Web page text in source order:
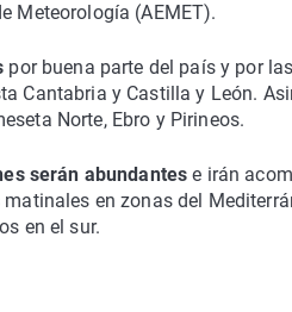
Meteorología (AEMET).
por buena parte del país y por
Cantabria y Castilla y León.
Norte, Ebro y Pirineos.
serán abundantes e irán
en zonas del
en el sur.